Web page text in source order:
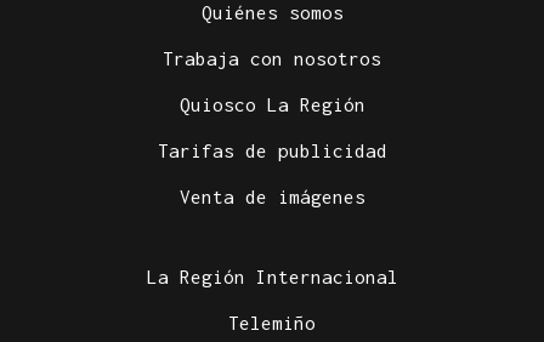
Quiénes somos
Trabaja con nosotros
Quiosco La Región
Tarifas de publicidad
Venta de imágenes
La Región Internacional
Telemiño